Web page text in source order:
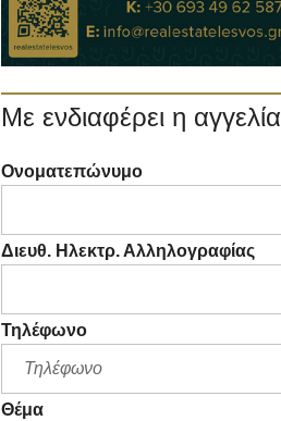
Με ενδιαφέρει η αγγελία
Ονοματεπώνυμο
Διευθ. Ηλεκτρ. Αλληλογραφίας
Τηλέφωνο
Θέμα